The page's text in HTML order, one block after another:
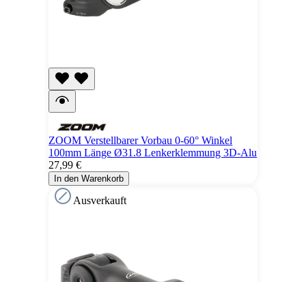
ZOOM Verstellbarer Vorbau 0-60° Winkel
100mm Länge Ø31.8 Lenkerklemmung 3D-Alu
27,99 €
In den Warenkorb
Ausverkauft